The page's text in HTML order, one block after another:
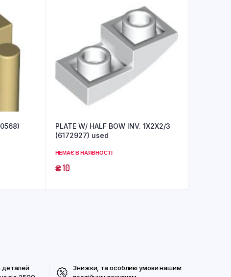
PLATE W/ HALF BOW INV. 1X2X2/3
(6172927) used
НЕМАЄ В НАЯВНОСТІ
₴10
деталей
Знижки, та особливі умови нашим